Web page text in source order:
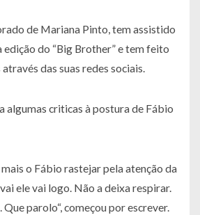
de Mariana Pinto, tem assistido
do “Big Brother” e tem feito
das suas redes sociais.
algumas criticas à postura de Fábio
mais o Fábio rastejar pela atenção da
ele vai logo. Não a deixa respirar.
Que parolo“, começou por escrever.